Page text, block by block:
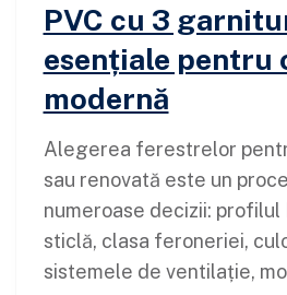
PVC cu 3
esențiale pentru
modernă
Alegerea ferestrelor
sau renovată este un
numeroase decizii: profilul
sticlă, clasa feroneriei,
sistemele de ventilație,